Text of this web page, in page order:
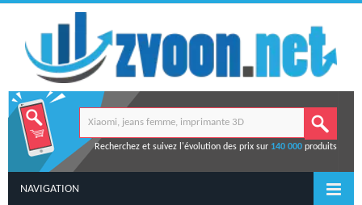
Recherchez et suivez l'évolution des prix sur 140 000produits
NAVIGATION